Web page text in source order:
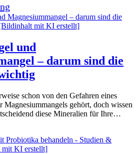
und
– darum sind die
schon von den Gefahren eines
Magnesiummangels gehört, doch wissen
diese Mineralien für Ihre…